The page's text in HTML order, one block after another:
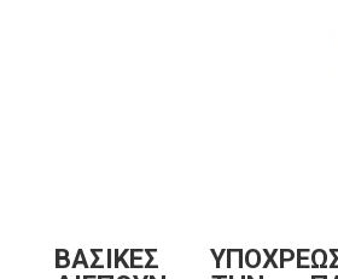
ΒΑΣΙΚΕΣ